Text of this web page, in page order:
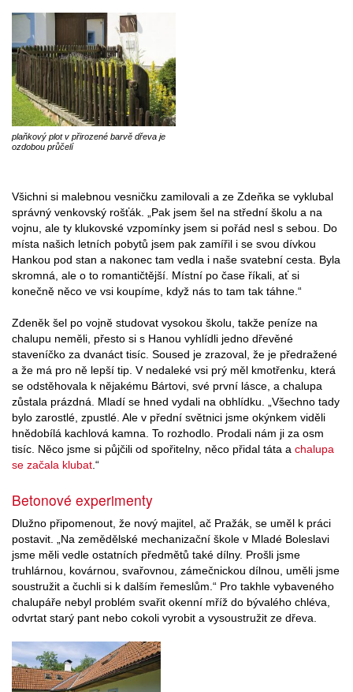
plaňkový plot v přirozené barvě dřeva je
ozdobou průčelí
Všichni si malebnou vesničku zamilovali a ze Zdeňka se vyklubal
správný venkovský rošťák. „Pak jsem šel na střední školu a na
vojnu, ale ty klukovské vzpomínky jsem si pořád nesl s sebou. Do
místa našich letních pobytů jsem pak zamířil i se svou dívkou
Hankou pod stan a nakonec tam vedla i naše svatební cesta. Byla
skromná, ale o to romantičtější. Místní po čase říkali, ať si
konečně něco ve vsi koupíme, když nás to tam tak táhne.“
Zdeněk šel po vojně studovat vysokou školu, takže peníze na
chalupu neměli, přesto si s Hanou vyhlídli jedno dřevěné
staveníčko za dvanáct tisíc. Soused je zrazoval, že je předražené
a že má pro ně lepší tip. V nedaleké vsi prý měl kmotřenku, která
se odstěhovala k nějakému Bártovi, své první lásce, a chalupa
zůstala prázdná. Mladí se hned vydali na obhlídku. „Všechno tady
bylo zarostlé, zpustlé. Ale v přední světnici jsme okýnkem viděli
hnědobílá kachlová kamna. To rozhodlo. Prodali nám ji za osm
tisíc. Něco jsme si půjčili od spořitelny, něco přidal táta a chalupa
se začala klubat .“
Betonové experimenty
Dlužno připomenout, že nový majitel, ač Pražák, se uměl k práci
postavit. „Na zemědělské mechanizační škole v Mladé Boleslavi
jsme měli vedle ostatních předmětů také dílny. Prošli jsme
truhlárnou, kovárnou, svařovnou, zámečnickou dílnou, uměli jsme
soustružit a čuchli si k dalším řemeslům.“ Pro takhle vybaveného
chalupáře nebyl problém svařit okenní mříž do bývalého chléva,
odvrtat starý pant nebo cokoli vyrobit a vysoustružit ze dřeva.